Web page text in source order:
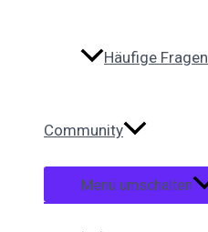
Häufige Fragen
Community
Menü umschalten